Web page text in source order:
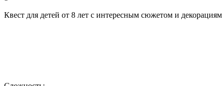
Квест для детей от 8 лет с интересным сюжетом и